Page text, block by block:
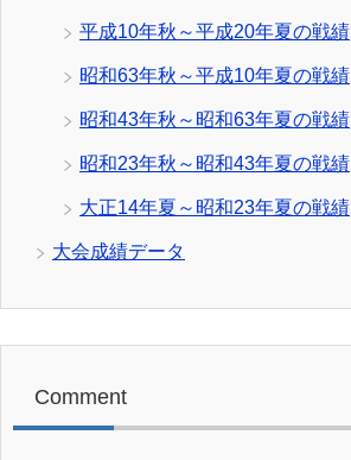
平成10年秋～平成20年夏の戦績
昭和63年秋～平成10年夏の戦績
昭和43年秋～昭和63年夏の戦績
昭和23年秋～昭和43年夏の戦績
大正14年夏～昭和23年夏の戦績
大会成績データ
Comment